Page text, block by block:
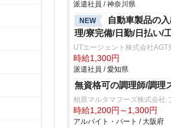
派遣社員 / 神奈川県
NEW
自動車製品の
理/寮完備/日勤/日払い/
UTエージェント株式会社AGT
時給1,300円
派遣社員 / 愛知県
無資格可の調理師/調理
柏原マルタマフーズ株式会社
時給1,200円～1,300円
アルバイト・パート / 大阪府